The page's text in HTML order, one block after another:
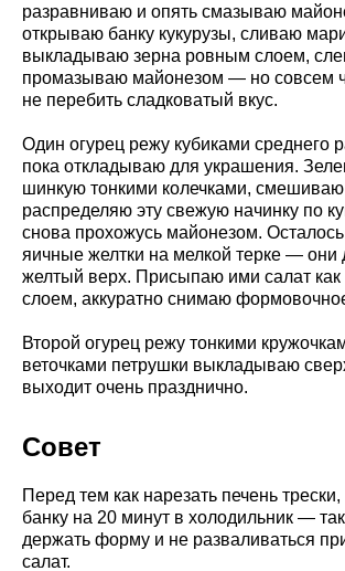
разравниваю и опять смазываю
открываю банку кукурузы, сливаю
выкладываю зерна ровным слоем,
промазываю майонезом — но совсем
не перебить сладковатый вкус.
Один огурец режу кубиками среднего
пока откладываю для украшения.
шинкую тонкими колечками, смешиваю
распределяю эту свежую начинку по
снова прохожусь майонезом. Осталось
яичные желтки на мелкой терке — они
желтый верх. Присыпаю ими салат как
слоем, аккуратно снимаю
Второй огурец режу тонкими
веточками петрушки выкладываю
выходит очень празднично.
Совет
Перед тем как нарезать печень
банку на 20 минут в холодильник — так
держать форму и не разваливаться
салат.